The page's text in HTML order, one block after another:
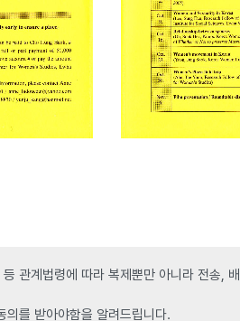
관계법령에 따라 복제뿐만 아니라 전송,
의를 받아야함을 알려드립니다.